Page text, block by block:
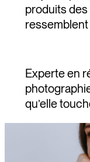
produits
ressemblent
Experte en
qu’elle